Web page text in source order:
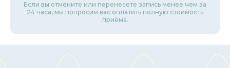
Если вы отмените или перенесете запись менее чем за
24 часа, мы попросим вас оплатить полную стоимость
приёма.